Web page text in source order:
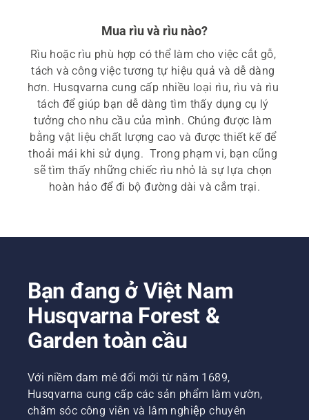
Mua rìu và rìu nào?
Rìu hoặc rìu phù hợp có thể làm cho việc cắt gỗ,
tách và công việc tương tự hiệu quả và dễ dàng
hơn. Husqvarna cung cấp nhiều loại rìu, rìu và rìu
tách để giúp bạn dễ dàng tìm thấy dụng cụ lý
tưởng cho nhu cầu của mình. Chúng được làm
bằng vật liệu chất lượng cao và được thiết kế để
thoải mái khi sử dụng.  Trong phạm vi, bạn cũng
sẽ tìm thấy những chiếc rìu nhỏ là sự lựa chọn
hoàn hảo để đi bộ đường dài và cắm trại.
Bạn đang ở Việt Nam
Husqvarna Forest &
Garden toàn cầu
Với niềm đam mê đổi mới từ năm 1689,
Husqvarna cung cấp các sản phẩm làm vườn,
chăm sóc công viên và lâm nghiệp chuyên